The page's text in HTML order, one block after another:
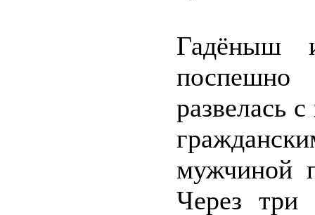
Гадёныш
развелась
мужчиной
Через